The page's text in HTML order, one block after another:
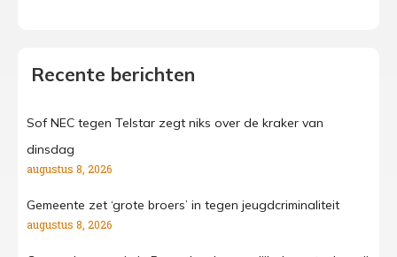
Recente berichten
Sof NEC tegen Telstar zegt niks over de kraker van
dinsdag
augustus 8, 2026
Gemeente zet ‘grote broers’ in tegen jeugdcriminaliteit
augustus 8, 2026